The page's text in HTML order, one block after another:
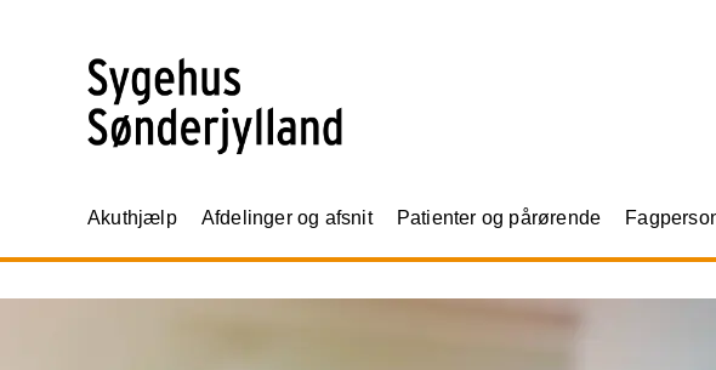
Akuthjælp Afdelinger og afsnit Patienter og pårørende